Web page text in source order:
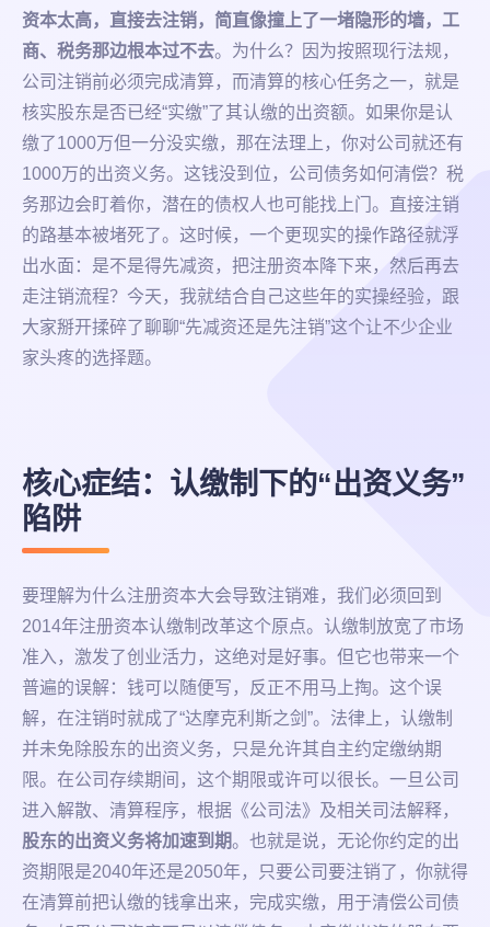
资本太高，直接去注销，简直像撞上了一堵隐形的墙，工
商、税务那边根本过不去。为什么？因为按照现行法规，
公司注销前必须完成清算，而清算的核心任务之一，就是
核实股东是否已经“实缴”了其认缴的出资额。如果你是认
缴了1000万但一分没实缴，那在法理上，你对公司就还有
1000万的出资义务。这钱没到位，公司债务如何清偿？税
务那边会盯着你，潜在的债权人也可能找上门。直接注销
的路基本被堵死了。这时候，一个更现实的操作路径就浮
出水面：是不是得先减资，把注册资本降下来，然后再去
走注销流程？今天，我就结合自己这些年的实操经验，跟
大家掰开揉碎了聊聊“先减资还是先注销”这个让不少企业
家头疼的选择题。
核心症结：认缴制下的“出资义务”
陷阱
要理解为什么注册资本大会导致注销难，我们必须回到
2014年注册资本认缴制改革这个原点。认缴制放宽了市场
准入，激发了创业活力，这绝对是好事。但它也带来一个
普遍的误解：钱可以随便写，反正不用马上掏。这个误
解，在注销时就成了“达摩克利斯之剑”。法律上，认缴制
并未免除股东的出资义务，只是允许其自主约定缴纳期
限。在公司存续期间，这个期限或许可以很长。一旦公司
进入解散、清算程序，根据《公司法》及相关司法解释，
股东的出资义务将加速到期。也就是说，无论你约定的出
资期限是2040年还是2050年，只要公司要注销了，你就得
在清算前把认缴的钱拿出来，完成实缴，用于清偿公司债